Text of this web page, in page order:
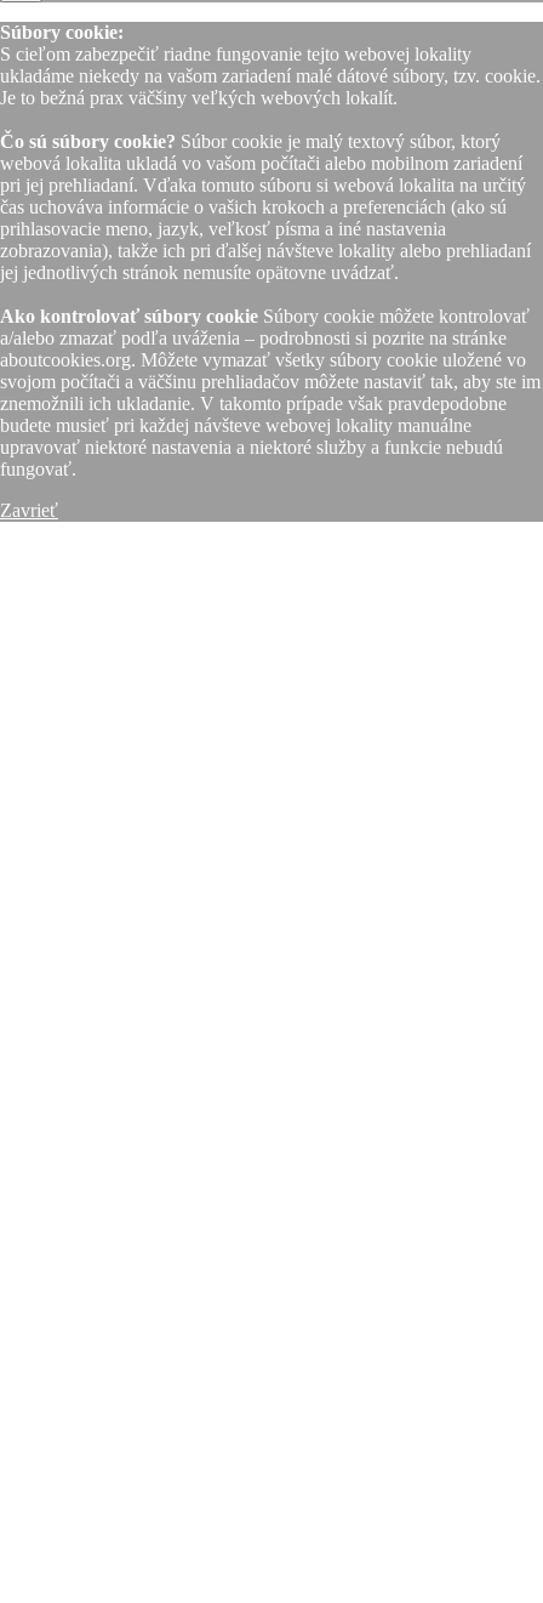
Súbory cookie:
S cieľom zabezpečiť riadne fungovanie tejto webovej lokality
ukladáme niekedy na vašom zariadení malé dátové súbory, tzv. cookie.
Je to bežná prax väčšiny veľkých webových lokalít.
Čo sú súbory cookie? Súbor cookie je malý textový súbor, ktorý
webová lokalita ukladá vo vašom počítači alebo mobilnom zariadení
pri jej prehliadaní. Vďaka tomuto súboru si webová lokalita na určitý
čas uchováva informácie o vašich krokoch a preferenciách (ako sú
prihlasovacie meno, jazyk, veľkosť písma a iné nastavenia
zobrazovania), takže ich pri ďalšej návšteve lokality alebo prehliadaní
jej jednotlivých stránok nemusíte opätovne uvádzať.
Ako kontrolovať súbory cookie Súbory cookie môžete kontrolovať
a/alebo zmazať podľa uváženia – podrobnosti si pozrite na stránke
aboutcookies.org. Môžete vymazať všetky súbory cookie uložené vo
svojom počítači a väčšinu prehliadačov môžete nastaviť tak, aby ste im
znemožnili ich ukladanie. V takomto prípade však pravdepodobne
budete musieť pri každej návšteve webovej lokality manuálne
upravovať niektoré nastavenia a niektoré služby a funkcie nebudú
fungovať.
Zavrieť